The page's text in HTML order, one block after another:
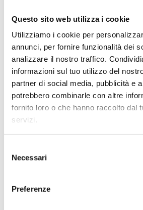
Questo sito web utilizza i cookie
Utilizziamo i cookie per
annunci, per fornire funzionalità dei
analizzare il nostro traffico.
informazioni sul tuo utilizzo del
partner di social media, pubblicità e
potrebbero combinarle con altre
fornito loro o che hanno raccolto dal
servizi.
Selection
Necessari
Preferenze
Cos’è Sfioro Top Evolution e quali
sostanziali differenze rispetto ad
sfioratore?
Sfioro Top Evolution è un bordo
da un profilo di sfioro e da una
entrambi possiedono l’esclusiva
pavimento del solarium.
attrarre l’attenzione poiché si va ad